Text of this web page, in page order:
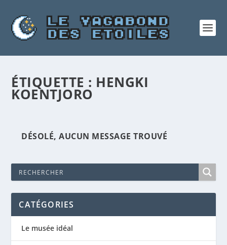
ÉTIQUETTE : HENGKI
KOENTJORO
DÉSOLÉ, AUCUN MESSAGE TROUVÉ
CATÉGORIES
Le musée idéal